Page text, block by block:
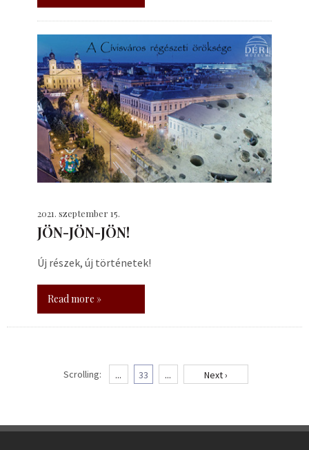
2021. szeptember 15.
JÖN-JÖN-JÖN!
Új részek, új történetek!
Read more »
Scrolling: ... 33 ... Next ›